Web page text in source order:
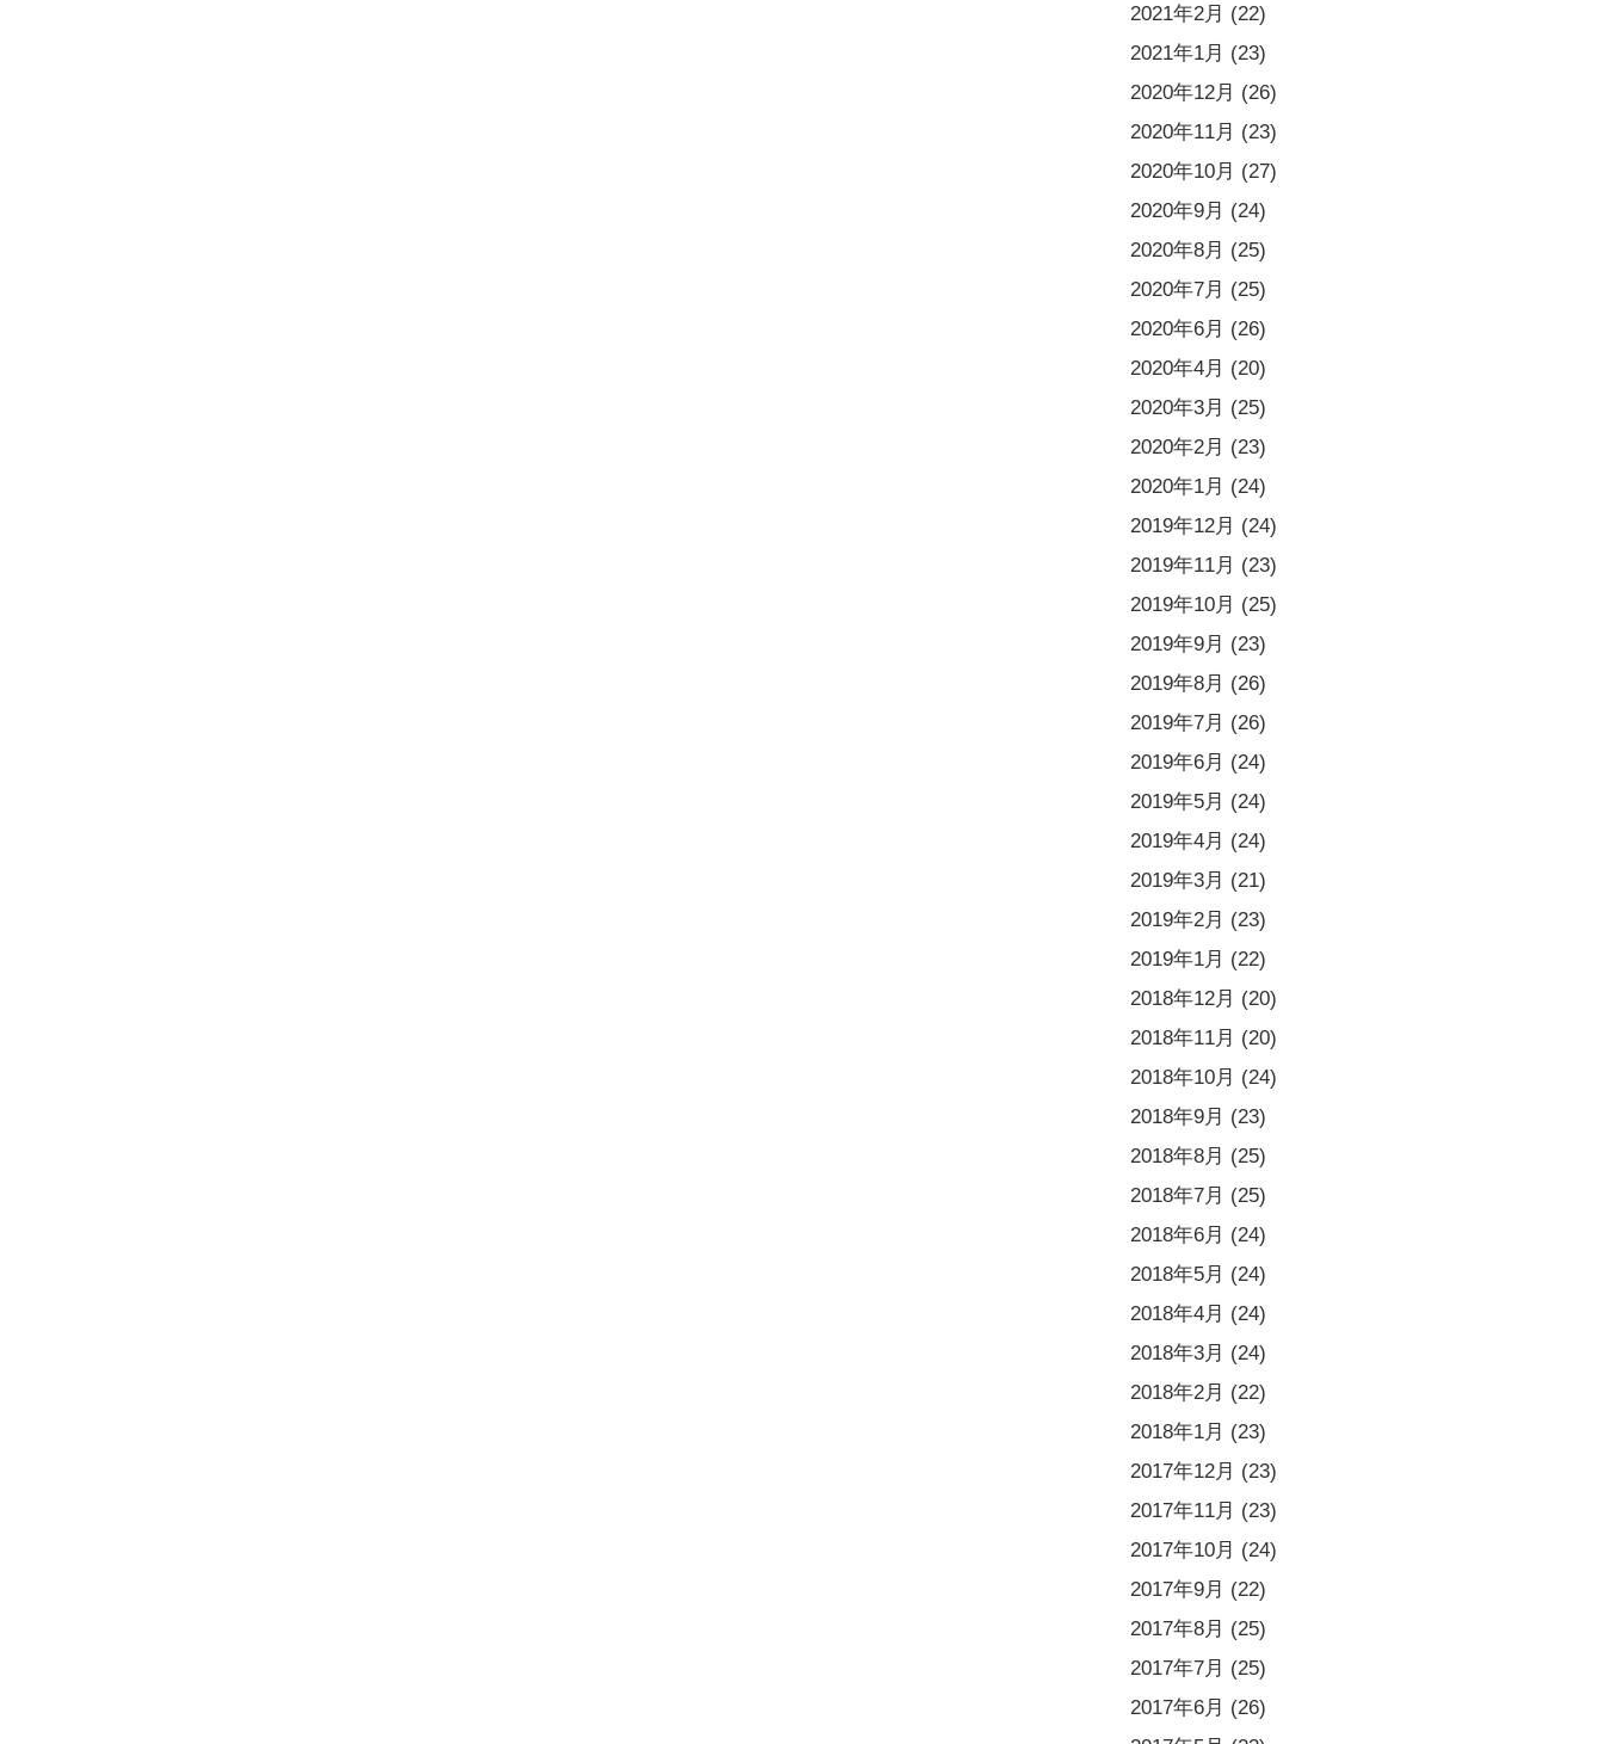
2021年2月 (22)
2021年1月 (23)
2020年12月 (26)
2020年11月 (23)
2020年10月 (27)
2020年9月 (24)
2020年8月 (25)
2020年7月 (25)
2020年6月 (26)
2020年4月 (20)
2020年3月 (25)
2020年2月 (23)
2020年1月 (24)
2019年12月 (24)
2019年11月 (23)
2019年10月 (25)
2019年9月 (23)
2019年8月 (26)
2019年7月 (26)
2019年6月 (24)
2019年5月 (24)
2019年4月 (24)
2019年3月 (21)
2019年2月 (23)
2019年1月 (22)
2018年12月 (20)
2018年11月 (20)
2018年10月 (24)
2018年9月 (23)
2018年8月 (25)
2018年7月 (25)
2018年6月 (24)
2018年5月 (24)
2018年4月 (24)
2018年3月 (24)
2018年2月 (22)
2018年1月 (23)
2017年12月 (23)
2017年11月 (23)
2017年10月 (24)
2017年9月 (22)
2017年8月 (25)
2017年7月 (25)
2017年6月 (26)